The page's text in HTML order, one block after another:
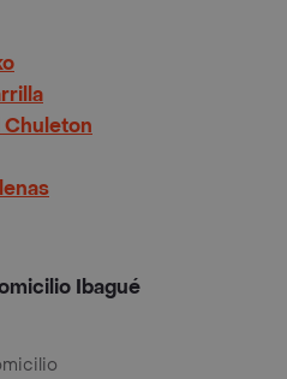
Chuleton
Ibagué